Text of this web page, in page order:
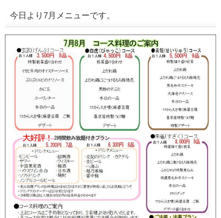
今日より7月メニューです。